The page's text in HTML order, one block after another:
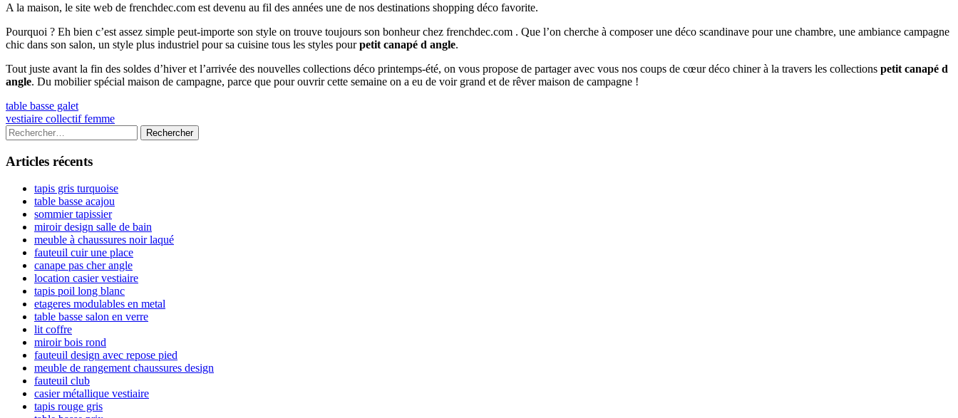
A la maison, le site web de frenchdec.com est devenu au fil des années une de nos destinations shopping déco favorite.
Pourquoi ? Eh bien c’est assez simple peut-importe son style on trouve toujours son bonheur chez frenchdec.com . Que l’on cherche à composer une déco scandinave pour une chambre, une ambiance campagne
chic dans son salon, un style plus industriel pour sa cuisine tous les styles pourpetit canapé d angle.
Tout juste avant la fin des soldes d’hiver et l’arrivée des nouvelles collections déco printemps-été, on vous propose de partager avec vous nos coups de cœur déco chiner à la travers les collections petit canapé d
angle. Du mobilier spécial maison de campagne, parce que pour ouvrir cette semaine on a eu de voir grand et de rêver maison de campagne !
Navigation
de
l’article
Previous
article:
table basse galet
Next
article:
vestiaire collectif femme
Colonne
latérale
principale
Rechercher :
Articles récents
tapis gris turquoise
table basse acajou
sommier tapissier
miroir design salle de bain
meuble à chaussures noir laqué
fauteuil cuir une place
canape pas cher angle
location casier vestiaire
tapis poil long blanc
etageres modulables en metal
table basse salon en verre
lit coffre
miroir bois rond
fauteuil design avec repose pied
meuble de rangement chaussures design
fauteuil club
casier métallique vestiaire
tapis rouge gris